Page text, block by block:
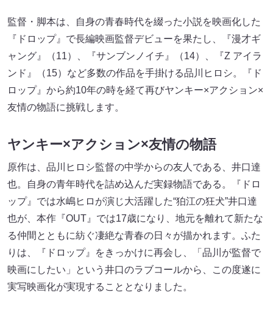
監督・脚本は、自身の青春時代を綴った小説を映画化した
『ドロップ』で長編映画監督デビューを果たし、『漫才ギ
ャング』（11）、『サンブンノイチ』（14）、『Z アイラ
ンド』（15）など多数の作品を手掛ける品川ヒロシ。『ド
ロップ』から約10年の時を経て再びヤンキー×アクション×
友情の物語に挑戦します。
ヤンキー×アクション×友情の物語
原作は、品川ヒロシ監督の中学からの友人である、井口達
也。自身の青年時代を詰め込んだ実録物語である。『ドロ
ップ』では水嶋ヒロが演じ大活躍した“狛江の狂犬”井口達
也が、本作『OUT』では17歳になり、地元を離れて新たな
る仲間とともに紡ぐ凄絶な青春の日々が描かれます。ふた
りは、『ドロップ』をきっかけに再会し、「品川が監督で
映画にしたい」という井口のラブコールから、この度遂に
実写映画化が実現することとなりました。